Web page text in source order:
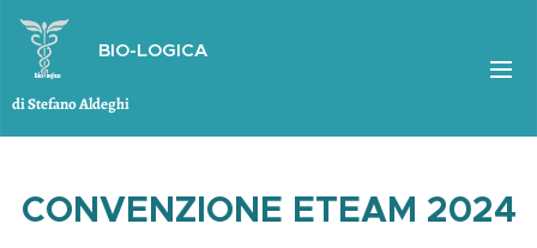
BIO-LOGICA
di Stefano Aldeghi
CONVENZIONE ETEAM 2024